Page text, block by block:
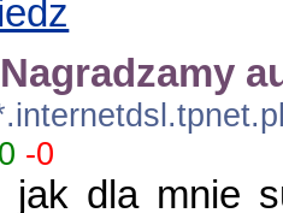
-0
jak dla mnie